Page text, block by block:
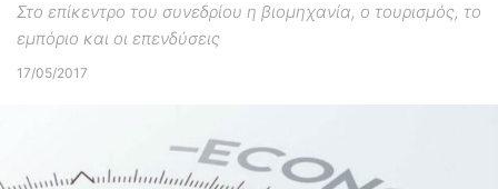
Στο επίκεντρο του συνεδρίου η βιομηχανία, ο τουρισμός, το
εμπόριο και οι επενδύσεις
17/05/2017